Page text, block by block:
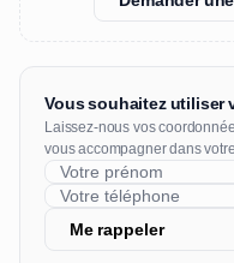
Vous souhaitez utiliser
Laissez-nous vos
vous accompagner dans
Me rappeler